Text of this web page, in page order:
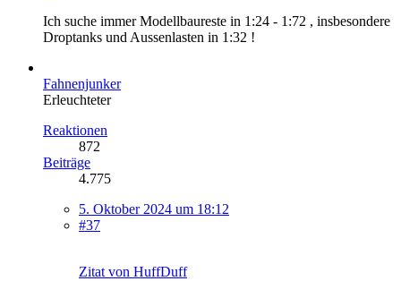
Ich suche immer Modellbaureste in 1:24 - 1:72 , insbesondere
Droptanks und Aussenlasten in 1:32 !
Fahnenjunker
Erleuchteter
Reaktionen
872
Beiträge
4.775
5. Oktober 2024 um 18:12
#37
Zitat von HuffDuff